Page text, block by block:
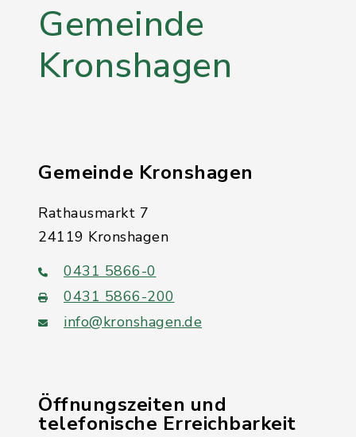
Gemeinde
Kronshagen
Gemeinde Kronshagen
Rathausmarkt 7
24119 Kronshagen
0431 5866-0
0431 5866-200
info@kronshagen.de
Öffnungszeiten und
telefonische Erreichbarkeit